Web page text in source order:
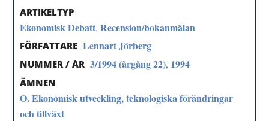
ARTIKELTYP
Ekonomisk Debatt,Recension/bokanmälan
FÖRFATTARE Lennart Jörberg
NUMMER / ÅR 3/1994 (årgång 22), 1994
ÄMNEN
O. Ekonomisk utveckling, teknologiska förändringar
och tillväxt